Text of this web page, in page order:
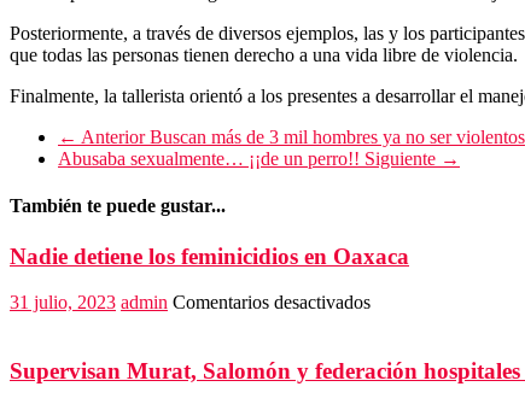
Posteriormente, a través de diversos ejemplos, las y los
que todas las personas tienen derecho a una vida libre de violencia.
Finalmente, la tallerista orientó a los presentes a desarrollar el
← AnteriorBuscan más de 3 mil hombres ya no ser violentos
Abusaba sexualmente… ¡¡de un perro!! Siguiente →
También te puede gustar...
Nadie detiene los feminicidios en Oaxaca
31 julio, 2023 admin Comentarios desactivadosen
los
feminicidios
Supervisan Murat, Salomón y federación hospitales